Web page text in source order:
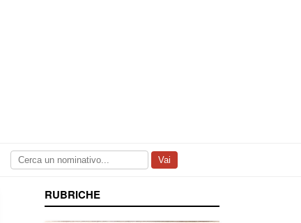
Vai
RUBRICHE